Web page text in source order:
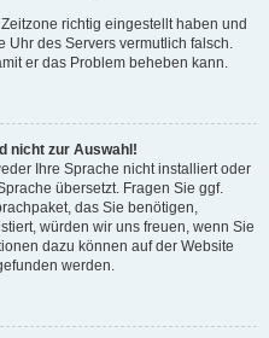
richtig eingestellt haben und
Uhr des Servers vermutlich falsch.
er das Problem beheben kann.
nicht zur Auswahl!
Ihre Sprache nicht installiert oder
übersetzt. Fragen Sie ggf.
das Sie benötigen,
würden wir uns freuen, wenn Sie
dazu können auf der Website
werden.